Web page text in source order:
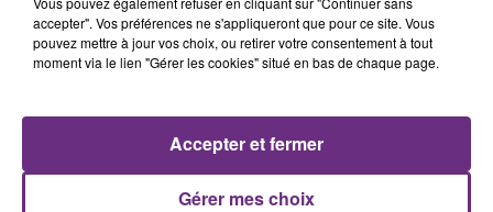
Four To The Floor Ciel
5h31
5h31 5h28
5h28
accepter". Vos préférences ne s'appliqueront que pour ce site. Vous
pouvez mettre à jour vos choix, ou retirer votre consentement à tout
moment via le lien "Gérer les cookies" situé en bas de chaque page.
Gérer mes choix
Accepter et fermer